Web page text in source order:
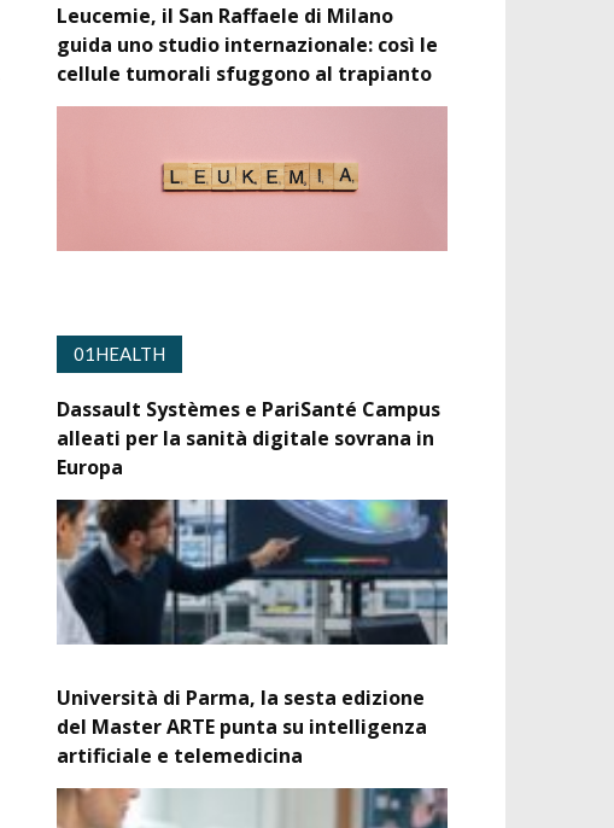
Leucemie, il San Raffaele di Milano
guida uno studio internazionale: così le
cellule tumorali sfuggono al trapianto
01HEALTH
Dassault Systèmes e PariSanté Campus
alleati per la sanità digitale sovrana in
Europa
Università di Parma, la sesta edizione
del Master ARTE punta su intelligenza
artificiale e telemedicina